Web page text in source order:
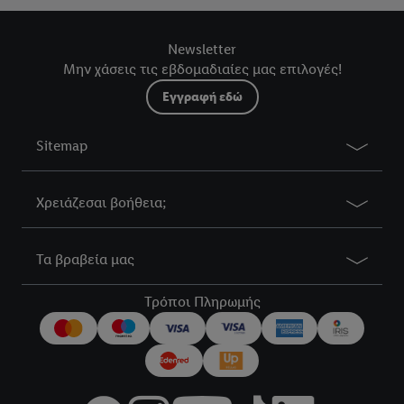
Newsletter
Μην χάσεις τις εβδομαδιαίες μας επιλογές!
Εγγραφή εδώ
Sitemap
Χρειάζεσαι βοήθεια;
Τα βραβεία μας
Τρόποι Πληρωμής
Κάνοντας κλικ στην επιλογή «Απόρριψη», επιτρέπετε μόνο τη
στην επιλογή «Αποδοχή», συγκατατίθεστε στην επεξεργασία για
όλους τους προαναφερθέντες σκοπούς. Περαιτέρω
πληροφορίες, μεταξύ άλλων για την περίοδο αποθήκευσης των
δεδομένων και το δικαίωμά σας να ανακαλέσετε τη
συγκατάθεσή σας ανά πάσα στιγμή με ισχύ για το μέλλον,
μπορείτε να βρείτε στην